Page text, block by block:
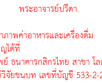
พระอาจารย์ปรีดา.
ภาพค่าอาหารและเครื่องดื่ม
ได้ที่
ธนาคารกสิกรไทย สาขา โ
ยชนบท เลขที่บัญชี 533-2-